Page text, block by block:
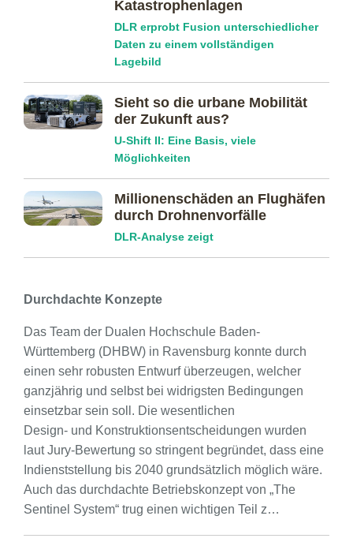
Katastrophenlagen
DLR erprobt Fusion unterschiedlicher
Daten zu einem vollständigen
Lagebild
Sieht so die urbane Mobilität
der Zukunft aus?
U-Shift II: Eine Basis, viele
Möglichkeiten
Millionenschäden an Flughäfen
durch Drohnenvorfälle
DLR-Analyse zeigt
Durchdachte Konzepte
Das Team der Dualen Hochschule Baden-
Württemberg (DHBW) in Ravensburg konnte durch
einen sehr robusten Entwurf überzeugen, welcher
ganzjährig und selbst bei widrigsten Bedingungen
einsetzbar sein soll. Die wesentlichen
Design- und Konstruktionsentscheidungen wurden
laut Jury-Bewertung so stringent begründet, dass eine
Indienststellung bis 2040 grundsätzlich möglich wäre.
Auch das durchdachte Betriebskonzept von „The
Sentinel System“ trug einen wichtigen Teil z…